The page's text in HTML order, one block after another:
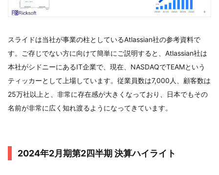
スライドは当社が事業の柱としているAtlassian社の参考資料で
す。ご存じでない方に向けて簡単にご説明すると、Atlassian社は
本社がシドニーにあるIT企業で、現在、NASDAQでTEAMという
ティッカーとして上場しています。従業員数は7,000人、顧客数は
25万社以上と、非常に存在感が大きくなっており、日本でもその
名前が非常に広く知れ渡るようになってきています。
2024年2月期第2四半期 決算ハイライト